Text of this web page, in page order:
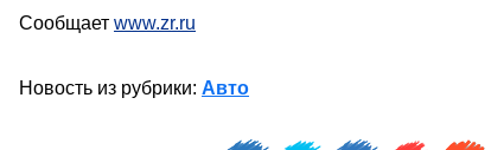
Сообщает www.zr.ru
Новость из рубрики: Авто